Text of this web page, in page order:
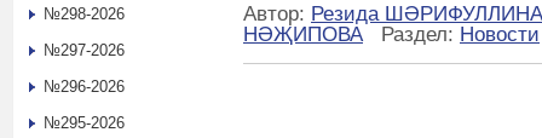
Автор: Резида ШӘРИФУЛЛИНА
НӘҖИПОВА
Раздел: Новости
№298-2026
№297-2026
№296-2026
№295-2026